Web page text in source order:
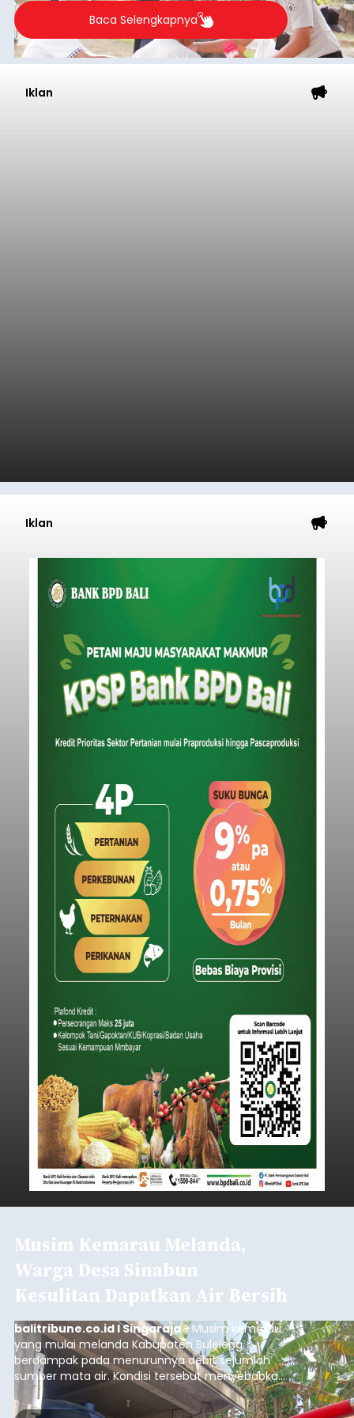
Baca Selengkapnya
Iklan
Iklan
Musim Kemarau Melanda,
Warga Desa Sinabun
Kesulitan Dapatkan Air Bersih
balitribune.co.id I Singaraja -Musim kemarau
yang mulai melanda Kabupaten Buleleng
berdampak pada menurunnya debit sejumlah
sumber mata air. Kondisi tersebut menyebabkan
warga di beberapa desa mulai mengalami
kesulitan mendapatkan air bersih, terutama